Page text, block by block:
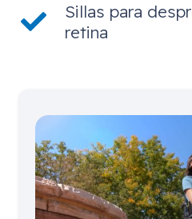
Sillas para
retina